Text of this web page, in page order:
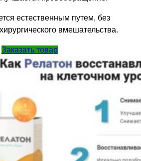
естественным путем, без
вмешательства.
Заказать товар